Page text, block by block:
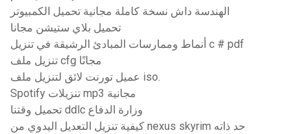
الهندسة داش نسخة كاملة مجانية تحميل الكمبيوتر
تحميل بلاي ستيشن مجانا
أنماط وممارسات المبادئ الرشيقة في تنزيل c # pdf
تنزيل ملف cfg مجانًا
عميل تورنت لائق لتنزيل ملف iso.
Spotify تنزيلات mp3 مجانية
تحميل وقتنا ddlc وزارة الدفاع
كيفية تنزيل التعديل اليدوي من nexus skyrim حد ذاته